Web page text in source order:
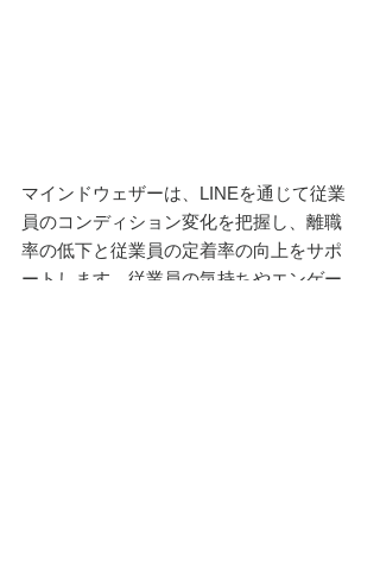
マインドウェザーは、LINEを通じて従業
員のコンディション変化を把握し、離職
率の低下と従業員の定着率の向上をサポ
ートします。従業員の気持ちやエンゲー